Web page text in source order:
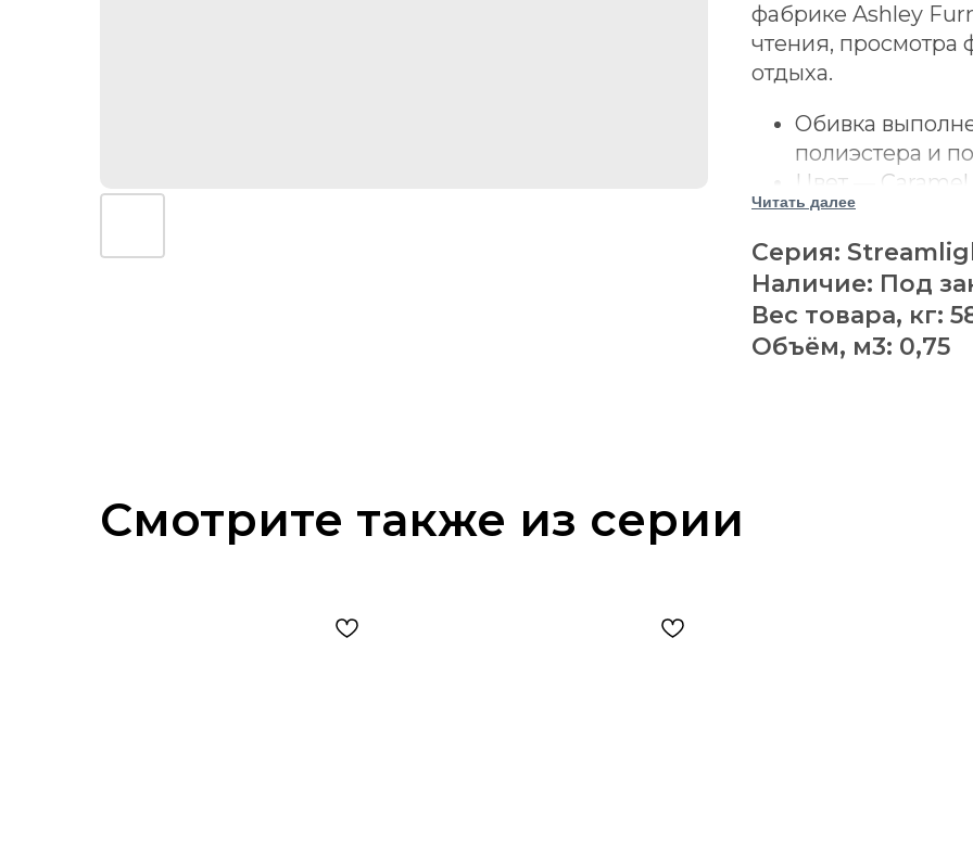
фабрике Ashley
чтения, просмотра
отдыха.
Обивка
полиэстера и
Цвет —
оттенок.
Просторное
обеспечивают
Ручной
спинку и
Пружинное
форму спинки,
Для ухода
Читать далее
Серия:
Наличие: Под
Вес товара, кг:
Объём, м3: 0,75
Смотрите также из серии